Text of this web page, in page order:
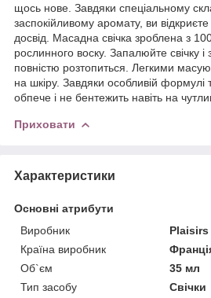
щось нове. Завдяки спеціальному
заспокійливому аромату, ви
досвід. Масадна свічка зроблена з
рослинного воску. Запалюйте свічку і
повністю розтопиться. Легкими
на шкіру. Завдяки особливій
обпече і не бентежить навіть на
Приховати
Характеристики
Основні атрибути
Виробник
Plaisirs
Країна виробник
Об`єм
35 мл
Тип засобу
Свічки